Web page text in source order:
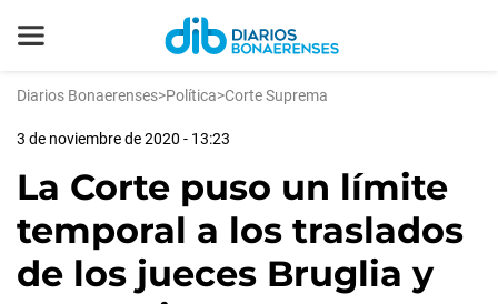
Diarios Bonaerenses>Política>Corte Suprema
3 de noviembre de 2020 - 13:23
La Corte puso un límite
temporal a los traslados
de los jueces Bruglia y